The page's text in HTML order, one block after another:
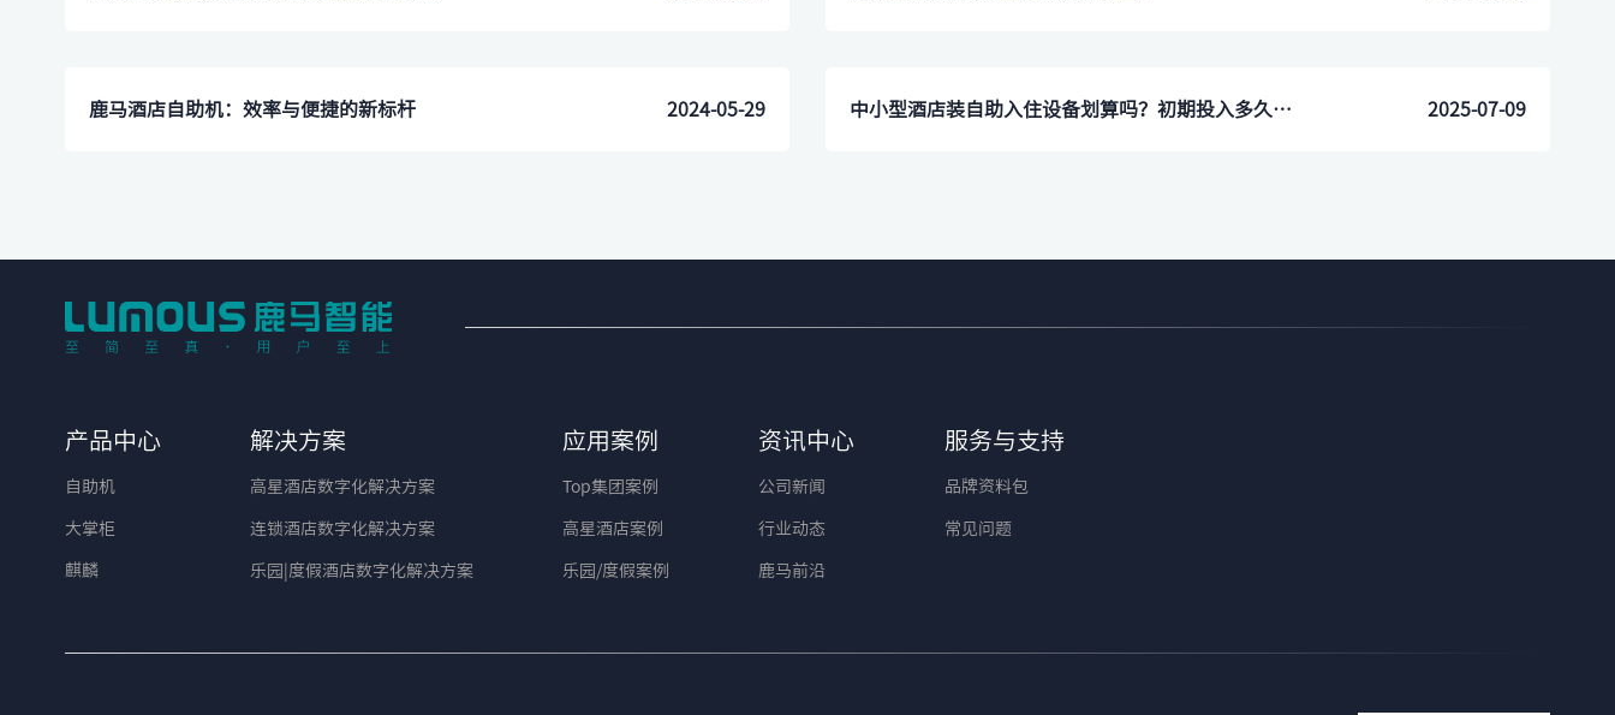
​鹿马酒店自助机：效率与便捷的新标杆 2024-05-29 中小型酒店装自助入住设备划算吗？初期投入多久能回本？ 2025-07-09
产品中心
自助机
大掌柜
麒麟
解决方案
高星酒店数字化解决方案
连锁酒店数字化解决方案
乐园|度假酒店数字化解决方案
应用案例
Top集团案例
高星酒店案例
乐园/度假案例
资讯中心
公司新闻
行业动态
鹿马前沿
服务与支持
品牌资料包
常见问题